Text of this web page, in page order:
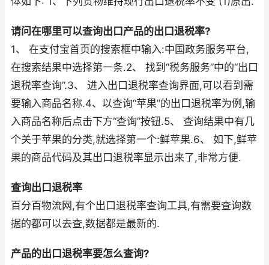
请问在哪里可以查询出口产品的出口退税率?
1、 在支付宝首页的搜索框中输入:中国政务服务平台,
在搜索结果中选择第一条.2、 找到“税务服务”中的“出口
退税率查询”.3、 进入出口退税率查询界面,可以看到需
要输入商品名称.4、以查询“苹果”的出口退税率为例,输
入商品名称后点击下方“查询”按钮.5、 查询结果中有几
个关于苹果的分类,就选择第一个:鲜苹果.6、 如下,鲜苹
果的商品代码及其出口退税率显示出来了,非常方便.
查询出口退税率
百分百物流网,有个出口退税率查询工具,有需要查询数
据的都可以去查,数据都是最新的.
产品的出口退税率要怎么查询?